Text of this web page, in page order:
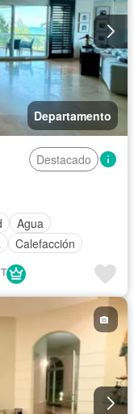
Departamento
Destacado
Agua
Calefacción
Cocina equipada
Seguridad
Solo familias